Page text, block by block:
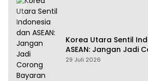
Korea Utara Sentil
ASEAN: Jangan Jadi
Amerika Serikat
29 Juli 2026